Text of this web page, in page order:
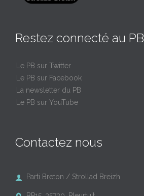
Restez connecté au PB
Le PB sur Twitter
Le PB sur Facebook
La newsletter du PB
Le PB sur YouTube
Contactez nous
 Parti Breton / Strollad Breizh